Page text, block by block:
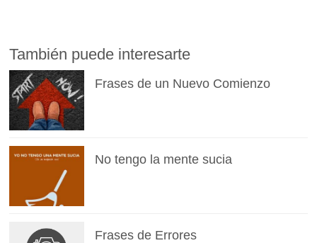
También puede interesarte
Frases de un Nuevo Comienzo
No tengo la mente sucia
Frases de Errores